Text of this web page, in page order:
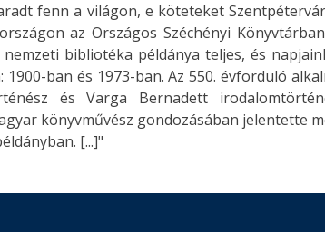
fenn a világon, e köteteket
az Országos Széchényi
bibliotéka példánya teljes, és
ban és 1973-ban. Az 550. évforduló
és Varga Bernadett
könyvművész gondozásában jelentette
[...]"